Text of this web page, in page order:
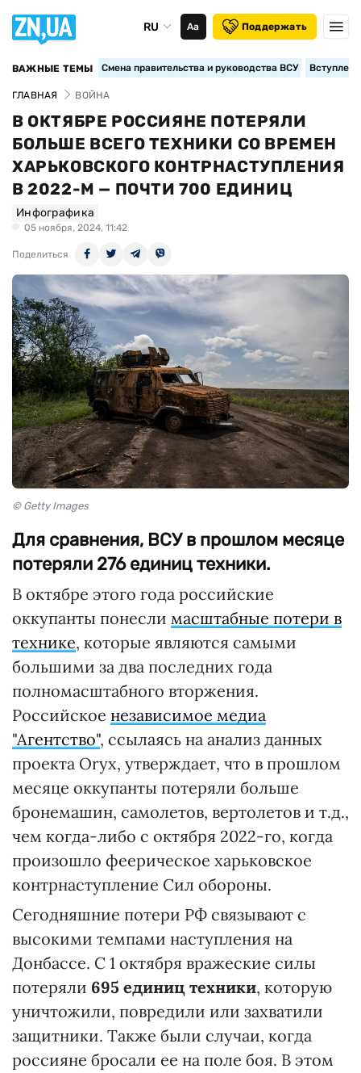
RU Аа Поддержать
ВАЖНЫЕ ТЕМЫ Смена правительства и руководства ВСУ
ГЛАВНАЯ ВОЙНА
В ОКТЯБРЕ РОССИЯНЕ ПОТЕРЯЛИ
БОЛЬШЕ ВСЕГО ТЕХНИКИ СО ВРЕМЕН
ХАРЬКОВСКОГО КОНТРНАСТУПЛЕНИЯ
В 2022-М — ПОЧТИ 700 ЕДИНИЦ
Инфографика
05 ноября, 2024, 11:42
Поделиться
© Getty Images
Для сравнения, ВСУ в прошлом месяце
потеряли 276 единиц техники.
В октябре этого года российские
оккупанты понесли масштабные потери в
технике, которые являются самыми
большими за два последних года
полномасштабного вторжения.
Российское независимое медиа
"Агентство", ссылаясь на анализ данных
проекта Oryx, утверждает, что в прошлом
месяце оккупанты потеряли больше
бронемашин, самолетов, вертолетов и т.д.,
чем когда-либо с октября 2022-го, когда
произошло феерическое харьковское
контрнаступление Сил обороны.
Сегодняшние потери РФ связывают с
высокими темпами наступления на
Донбассе. С 1 октября вражеские силы
потеряли 695 единиц техники, которую
уничтожили, повредили или захватили
защитники. Также были случаи, когда
россияне бросали ее на поле боя. В этом